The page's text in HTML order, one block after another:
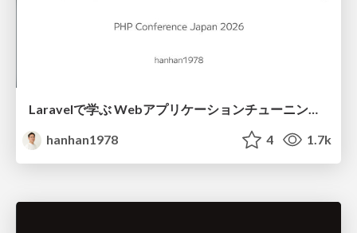
Laravelで学ぶ Webアプリケーションチューニング入門/web_application_tuning_101
hanhan1978
4 1.7k